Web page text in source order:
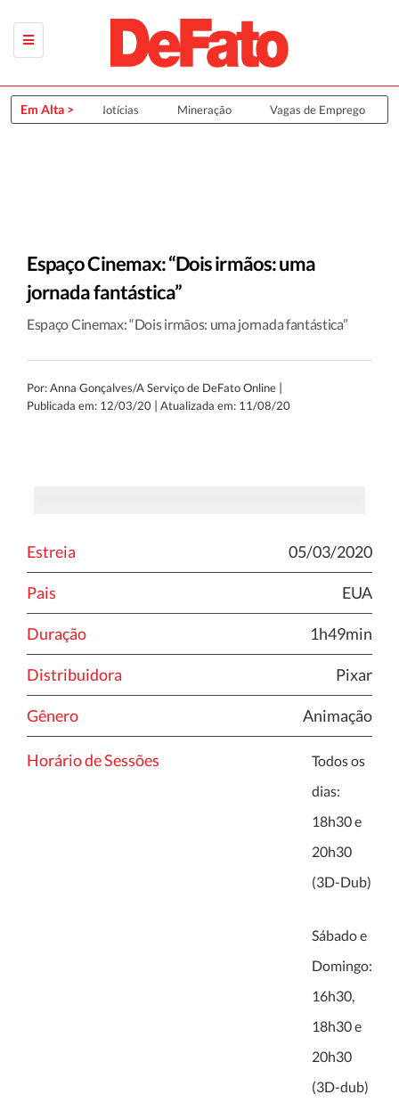
Em Alta >Últimas Notícias Mineração Vagas de Emprego
Espaço Cinemax: “Dois irmãos: uma
jornada fantástica”
Espaço Cinemax: “Dois irmãos: uma jornada fantástica”
Por: Anna Gonçalves/A Serviço de DeFato Online |
Publicada em: 12/03/20 | Atualizada em: 11/08/20
Estreia 05/03/2020
Pais EUA
Duração 1h49min
Distribuidora Pixar
Gênero Animação
Horário de Sessões
Todos os
dias:
18h30 e
20h30
(3D-Dub)
Sábado e
Domingo:
16h30,
18h30 e
20h30
(3D-dub)